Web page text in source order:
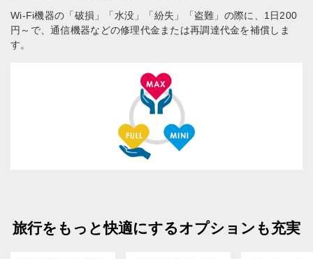
Wi-Fi機器の「破損」「水没」「紛失」「盗難」の際に、1日200
円～で、通信機器などの修理代金または再調達代金を補償しま
す。
旅行をもっと快適にするオプションも充実